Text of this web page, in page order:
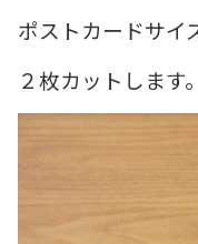
ポストカードサイ
２枚カットします。